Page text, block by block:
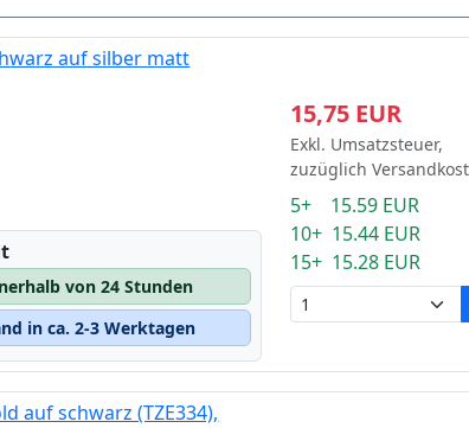
auf silber matt
von 24 Stunden
in ca. 2-3 Werktagen
15,75 EUR
Exkl. Umsatzsteuer,
zuzüglich
5+ 15.59 EUR
10+ 15.44 EUR
15+ 15.28 EUR
auf schwarz (TZE334),